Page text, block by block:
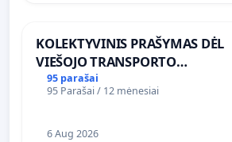
KOLEKTYVINIS PRAŠYMAS DĖL
VIEŠOJO TRANSPORTO
SUSISIEKIMO GERINIMO
VOSYLIUKŲ KAIME
95 parašai
95 Parašai / 12 mėnesiai
6 Aug 2026